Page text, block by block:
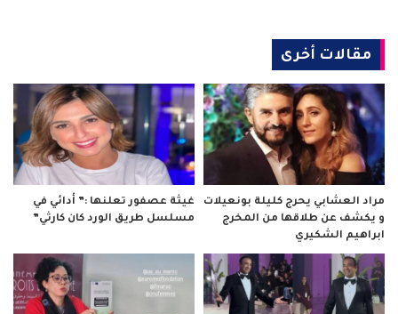
مقالات أخرى
مراد العشابي يحرج كليلة بونعيلات
و يكشف عن طلاقها من المخرج
ابراهيم الشكيري
غيثة عصفور تعلنها :” أدائي في
مسلسل طريق الورد كان كارثي”